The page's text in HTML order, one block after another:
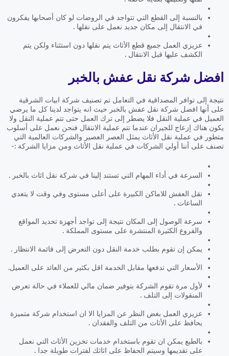
بالنسبة إلى القطع التي تتواجد في الروضات لو كان أصحابها يفكرون
في الانتقال إلى مكان جديد نعمل على نقلها .
عزيزي العمل جميع قطع الأثاث يتم نقلها دون استثناء ولكن يتم
الكشف عليها قبل الانتقال .
افضل شركة نقل عفش بالخبر
نتيجة إلى توافر المصداقية في التعامل تم تصنيف شركة ابيات الشرقية
على أنها افضل شركة نقل عفش بالخبر حيث انه يتواجد لدينا كل ما يرضي
العميل في عملية النقل فلا يضطر إلى ترك العمل حتى تتم عملية النقل ولا
يكون هناك إزعاج للجيران عندما تتم عملية الانتقال فنحن نعمل على أسلوب
متطور في عملية نقل الأثاث يمثل العصر العصير والشركات العالمية التي
تصنف على أننا أولي الشركات في عملية نقل الأثاث ومن مزايا الشركة :-
السرعة في أداء المهام التي تستند إلينا في شركة نقل اثاث بالخبر .
نقل العفش للاماكن الكبيرة على أعلى مستوى وفي وقت لا يتعدي
الساعات .
سرعة الوصول إلى المكان نتيجة إلى تواجد أجهزة تحديد المواقع
والفروع الكثيرة المنتشرة على مستوى المملكة .
يمكن إن تقوم بطلب خدمة النقل دون التعرض إلى قائمة الانتظار .
الأسعار التي تدفعها مقابل الخدمة اقل بكثير من العائد على العميل.
لأول مرة تقوم الشركة بتوفير ضمان مالي للعملاء في حالة تعرض
المنقولات إلى التلف .
عزيزي العمل بغض النظر عن المزايا الا ان استخدام شركة متميزة
يحافظ على الأثاث من التلف والفقدان .
بالطبع يمكن ان تقوم باستخدام خدمات تخزين الأثاث التي نعمل
على تقديمها وسيتم الحفاظ على اثاثك لفترات طويلة جدا .